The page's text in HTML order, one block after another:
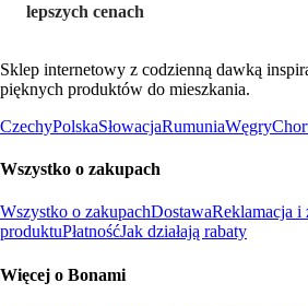
lepszych cenach
Sklep internetowy z codzienną dawką
pięknych produktów do mieszkania.
CzechyPolskaSłowacjaRumuniaWęgry
Wszystko o zakupach
Wszystko o zakupachDostawaReklamacja i
produktuPłatnośćJak działają rabaty
Więcej o Bonami